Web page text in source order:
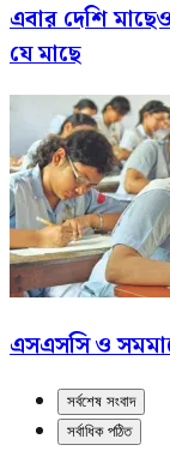
এবার দেশি
যে মাছে
এসএসসি ও
সর্বশেষ সংবাদ
সর্বাধিক পঠিত